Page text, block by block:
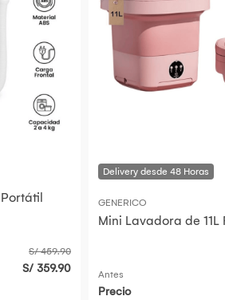
S/ 459.90
S/ 359.90
GENERICO
Mini Lavadora de 11L
Antes
Precio